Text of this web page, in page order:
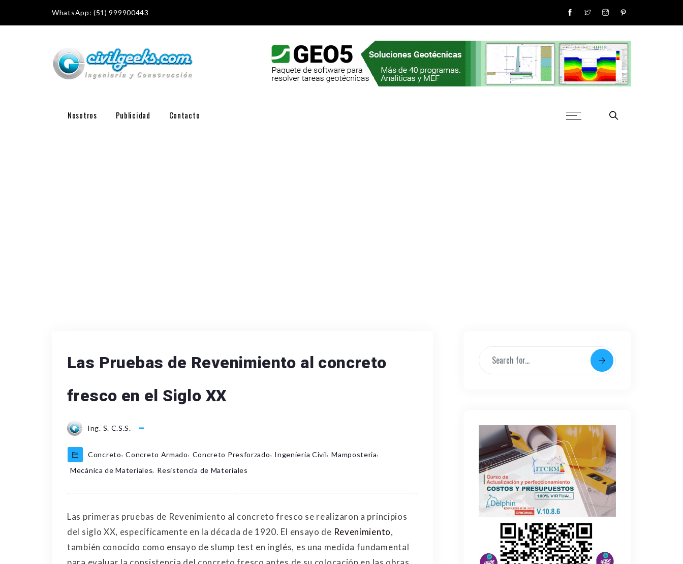
WhatsApp: (51) 999900443
Nosotros Publicidad Contacto
Las Pruebas de Revenimiento al concreto
fresco en el Siglo XX
Ing. S. C.S.S.
Concreto, Concreto Armado, Concreto Presforzado, Ingeniería Civil, Mamposteria,
Mecánica de Materiales, Resistencia de Materiales
Las primeras pruebas de Revenimiento al concreto fresco se realizaron a principios
del siglo XX, específicamente en la década de 1920. El ensayo de Revenimiento,
también conocido como ensayo de slump test en inglés, es una medida fundamental